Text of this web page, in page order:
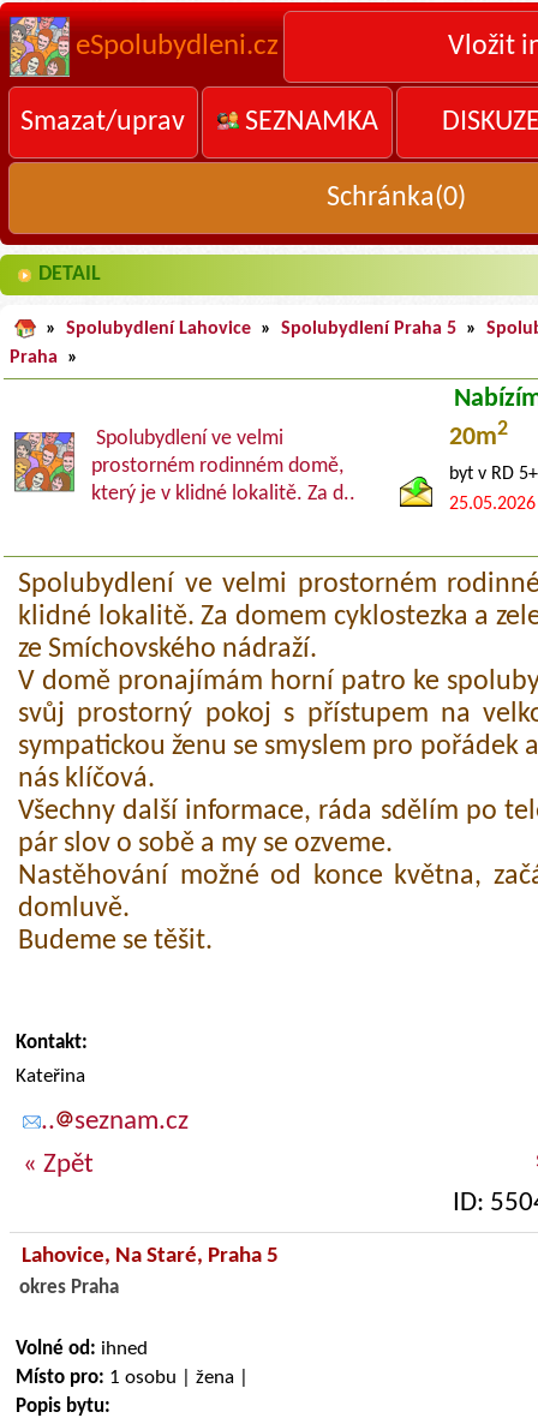
eSpolubydleni.cz Vložit
Smazat/uprav SEZNAMKA
Schránka(0)
DETAIL
» Spolubydlení Lahovice » Spolubydlení Praha 5 »
Praha
»
Spolubydlení ve velmi
prostorném rodinném domě,
který je v klidné lokalitě. Za d..
20m2
byt v RD
25.05.2026
Spolubydlení ve velmi prostorném
klidné lokalitě. Za domem cyklostezka a
ze Smíchovského nádraží.
V domě pronajímám horní patro ke
svůj prostorný pokoj s přístupem na
sympatickou ženu se smyslem pro pořádek
nás klíčová.
Všechny další informace, ráda sdělím po
pár slov o sobě a my se ozveme.
Nastěhování možné od konce května,
domluvě.
Budeme se těšit.
Kontakt:
Kateřina
..
seznam.cz
« Zpět
ID:
Lahovice, Na Staré, Praha 5
okres Praha
Volné od: ihned
Místo pro: 1 osobu | žena |
Popis bytu: